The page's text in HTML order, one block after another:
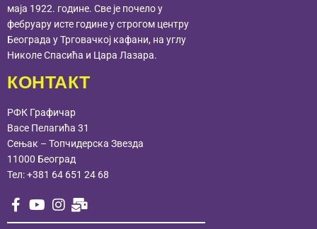
маја 1922. године. Све је почело у
фебруару исте године у строгом центру
Београда у Трговачкој кафани, на углу
Николе Спасића и Цара Лазара.
КОНТАКТ
РФК Графичар
Васе Пелагића 31
Сењак – Топчидерска Звезда
11000 Београд
Тел:+381 64 651 24 68